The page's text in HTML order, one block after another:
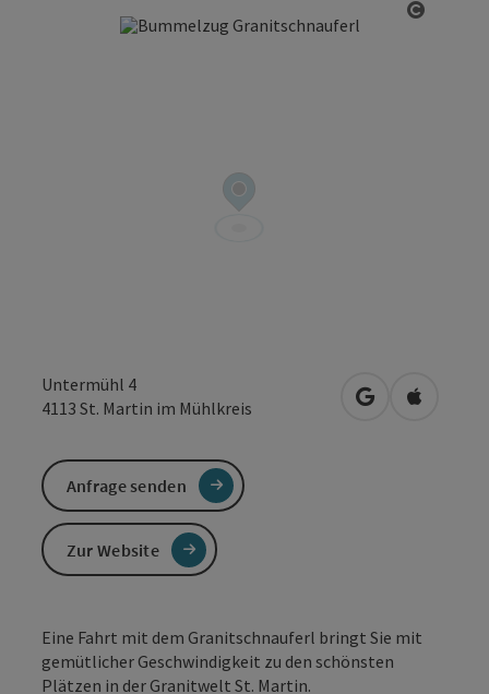
Untermühl 4
4113 St. Martin im Mühlkreis in Googlein Apple
Eine Fahrt mit dem Granitschnauferl bringt Sie mit
gemütlicher Geschwindigkeit zu den schönsten
Plätzen in der Granitwelt St. Martin.
Anfrage senden
Zur Website